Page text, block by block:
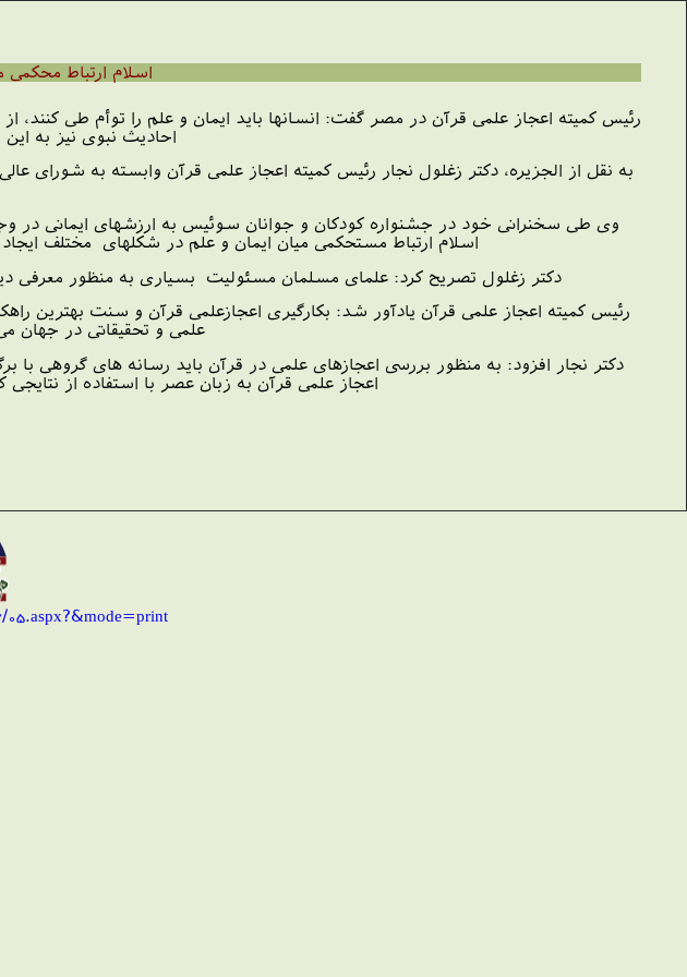
اسلام ارتباط محکمی
رئیس کمیته اعجاز علمی قرآن در مصر گفت: انسانها باید ایمان و علم را توأم طی کنند،
احادیث نبوی نیز به
به نقل از الجزیره، دکتر زغلول نجار رئیس کمیته اعجاز علمی قرآن وابسته به
وی طی سخنرانی خود در جشنواره کودکان و جوانان سوئیس به ارزشهای ایمانی در
اسلام ارتباط مستحکمی میان ایمان و علم در شکلهای مختلف
دکتر زغلول تصریح کرد: علمای مسلمان مسئولیت بسیاری به منظور معرفی
رئیس کمیته اعجاز علمی قرآن یادآور شد: بکارگیری اعجازعلمی قرآن و سنت بهترین
علمی و تحقیقاتی در جهان
دکتر نجار افزود: به منظور بررسی اعجازهای علمی در قرآن باید رسانه های
اعجاز علمی قرآن به زبان عصر با استفاده از
05.aspx?&mode=print